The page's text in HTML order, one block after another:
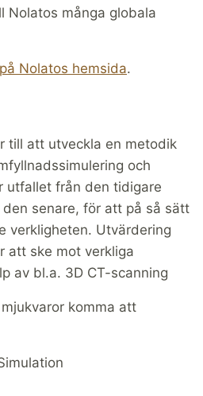
Nolatos många globala
Nolatos hemsida.
till att utveckla en metodik
och
utfallet från den tidigare
senare, för att på så sätt
verkligheten. Utvärdering
att ske mot verkliga
av bl.a. 3D CT-scanning
komma att